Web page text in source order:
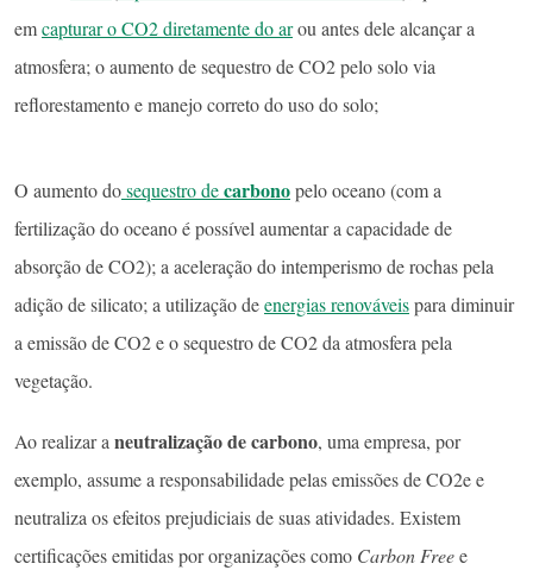
emcapturar o CO2 diretamente do arou antes dele alcançar a
atmosfera; o aumento de sequestro de CO2 pelo solo via
reflorestamento e manejo correto do uso do solo;
O aumento dosequestro decarbonopelo oceano (com a
fertilização do oceano é possível aumentar a capacidade de
absorção de CO2); a aceleração do intemperismo de rochas pela
adição de silicato; a utilização deenergias renováveispara diminuir
a emissão de CO2 e o sequestro de CO2 da atmosfera pela
vegetação.
Ao realizar aneutralização de carbono, uma empresa, por
exemplo, assume a responsabilidade pelas emissões de CO2e e
neutraliza os efeitos prejudiciais de suas atividades. Existem
certificações emitidas por organizações como Carbon Freee